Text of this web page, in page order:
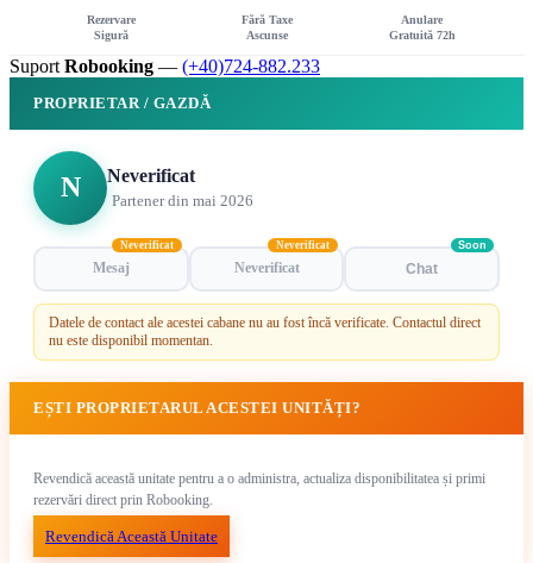
Rezervare
Sigură
Fără Taxe
Ascunse
Anulare
Gratuită 72h
Suport Robooking — (+40)724-882.233
PROPRIETAR / GAZDĂ
N Neverificat
Partener din mai 2026
Mesaj
Neverificat
Neverificat
Neverificat
Chat
Soon
Datele de contact ale acestei cabane nu au fost încă verificate. Contactul direct
nu este disponibil momentan.
EȘTI PROPRIETARUL ACESTEI UNITĂȚI?
Revendică această unitate pentru a o administra, actualiza disponibilitatea și primi
rezervări direct prin Robooking.
Revendică Această Unitate